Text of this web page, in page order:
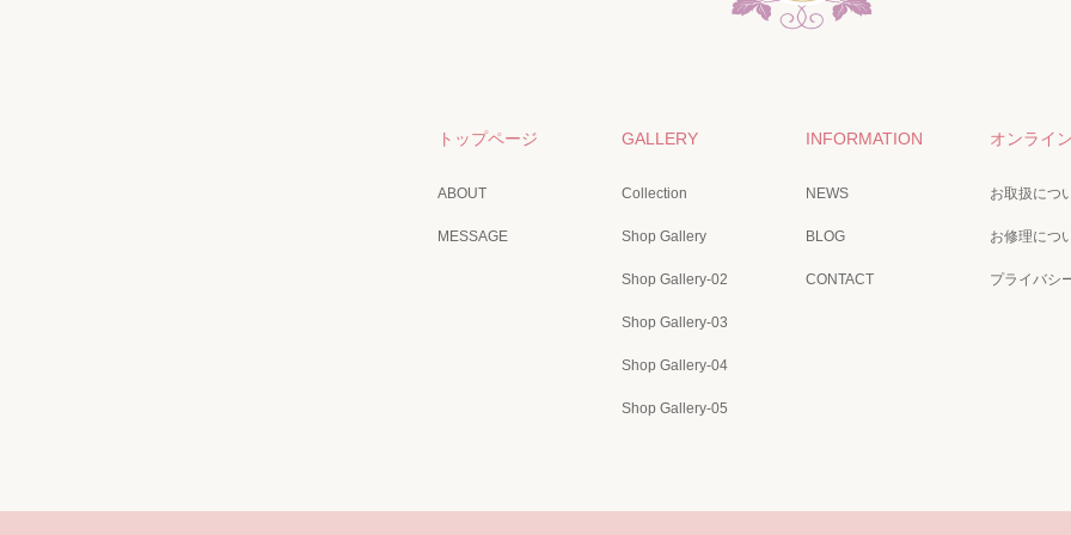
トップページ
ABOUT
MESSAGE
GALLERY
Collection
Shop Gallery
Shop Gallery-02
Shop Gallery-03
Shop Gallery-04
Shop Gallery-05
INFORMATION
NEWS
BLOG
CONTACT
オンライ
お取扱につ
お修理につ
プライバシ